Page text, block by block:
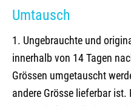
Umtausch
1. Ungebrauchte und
innerhalb von 14 Tagen
Grössen umgetauscht
andere Grösse lieferbar